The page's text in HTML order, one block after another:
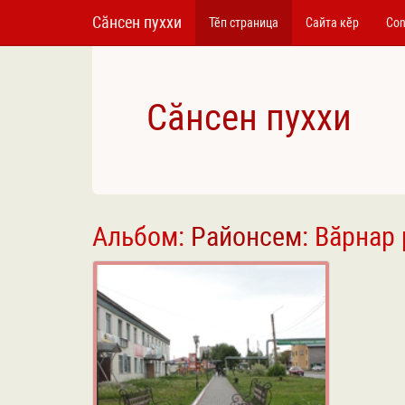
Сӑнсен пуххи Тӗп страница Сайта кӗр
Сӑнсен пуххи
Альбом: Районсем: Вӑрнар